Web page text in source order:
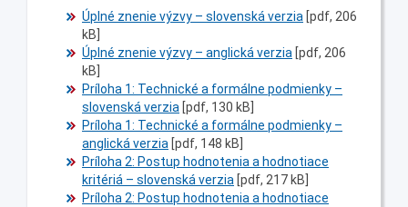
Úplné znenie výzvy – slovenská verzia [pdf, 206
kB]
Úplné znenie výzvy – anglická verzia [pdf, 206
kB]
Príloha 1: Technické a formálne podmienky –
slovenská verzia [pdf, 130 kB]
Príloha 1: Technické a formálne podmienky –
anglická verzia [pdf, 148 kB]
Príloha 2: Postup hodnotenia a hodnotiace
kritériá – slovenská verzia [pdf, 217 kB]
Príloha 2: Postup hodnotenia a hodnotiace